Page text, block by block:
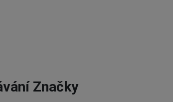
Značky